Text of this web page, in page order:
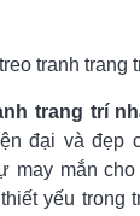
tranh trang
trang trí
đại và đẹp
may mắn
yếu trong